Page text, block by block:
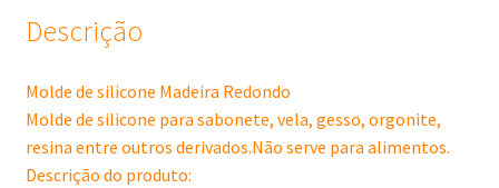
Descrição
Molde de silicone Madeira Redondo
Molde de silicone para sabonete, vela, gesso, orgonite,
resina entre outros derivados.Não serve para alimentos.
Descrição do produto: